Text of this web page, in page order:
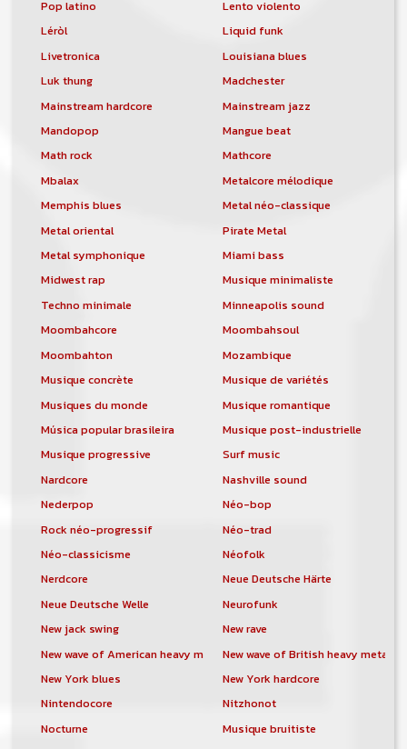
Pop latino
Lento violento
Léròl
Liquid funk
Livetronica
Louisiana blues
Luk thung
Madchester
Mainstream hardcore
Mainstream jazz
Mandopop
Mangue beat
Math rock
Mathcore
Mbalax
Metalcore mélodique
Memphis blues
Metal néo-classique
Metal oriental
Pirate Metal
Metal symphonique
Miami bass
Midwest rap
Musique minimaliste
Techno minimale
Minneapolis sound
Moombahcore
Moombahsoul
Moombahton
Mozambique
Musique concrète
Musique de variétés
Musiques du monde
Musique romantique
Música popular brasileira
Musique post-industrielle
Musique progressive
Surf music
Nardcore
Nashville sound
Nederpop
Néo-bop
Rock néo-progressif
Néo-trad
Néo-classicisme
Néofolk
Nerdcore
Neue Deutsche Härte
Neue Deutsche Welle
Neurofunk
New jack swing
New rave
New wave of American heavy metalNew wave of British heavy metal
New York blues
New York hardcore
Nintendocore
Nitzhonot
Nocturne
Musique bruitiste